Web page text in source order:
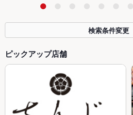
検索条件変更
ピックアップ店舗